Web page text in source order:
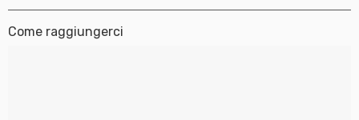
Come raggiungerci